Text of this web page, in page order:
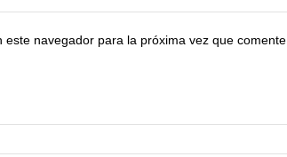
navegador para la próxima vez que comente.